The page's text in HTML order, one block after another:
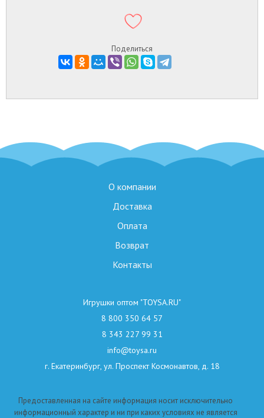
Поделиться
О компании
Доставка
Оплата
Возврат
Контакты
Игрушки оптом "TOYSA.RU"
8 800 350 64 57
8 343 227 99 31
info@toysa.ru
г. Екатеринбург, ул. Проспект Космонавтов, д. 18
Предоставленная на сайте информация носит исключительно
информационный характер и ни при каких условиях не является